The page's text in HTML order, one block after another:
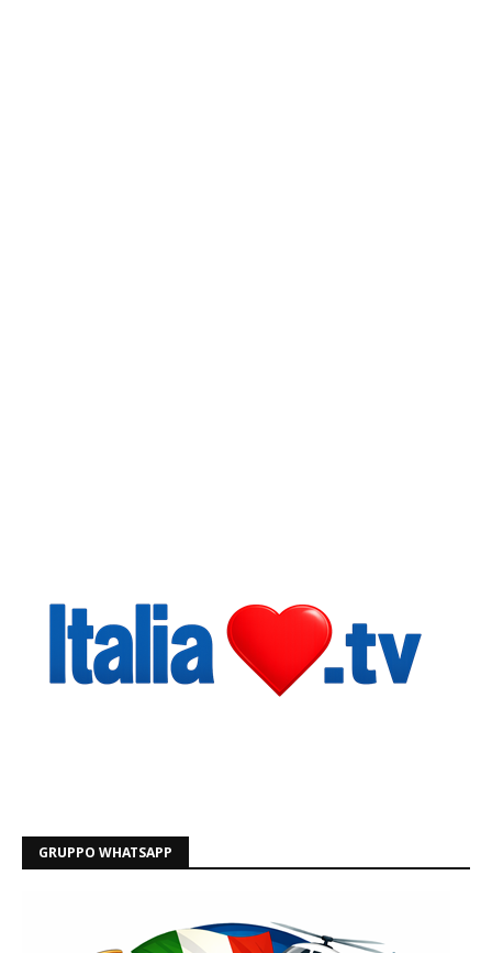
GRUPPO WHATSAPP